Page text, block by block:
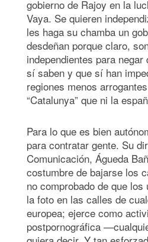
gobierno de Rajoy en la
Vaya. Se quieren
les haga su chamba un
desdeñan porque claro,
independientes para
sí saben y que sí han
regiones menos
“Catalunya” que ni la
Para lo que es bien
para contratar gente. Su
Comunicación, Águeda
costumbre de bajarse los
no comprobado de que
la foto en las calles de
europea; ejerce como
postpornográfica